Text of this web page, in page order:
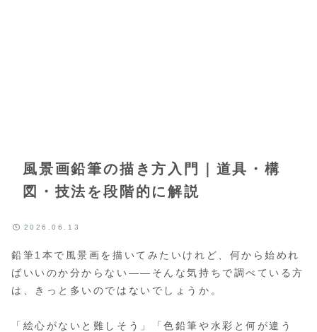
風景画鉛筆の描き方入門｜道具・構
図・技法を段階的に解説
2026.06.13
鉛筆1本で風景画を描いてみたいけれど、何から始めれ
ばいいのか分からない——そんな気持ちで調べている方
は、きっと多いのではないでしょうか。
「絵心がないと難しそう」「色鉛筆や水彩と何が違う